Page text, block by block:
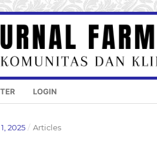
LOGIN
2025 / Articles